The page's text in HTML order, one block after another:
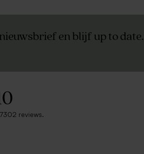
en blijf up to date.
reviews.